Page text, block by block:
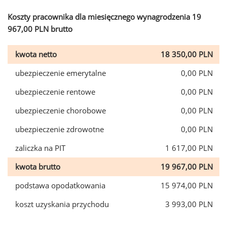
Koszty pracownika dla miesięcznego wynagrodzenia 19
967,00 PLN brutto
kwota netto
18 350,00 PLN
ubezpieczenie emerytalne
0,00 PLN
ubezpieczenie rentowe
0,00 PLN
ubezpieczenie chorobowe
0,00 PLN
ubezpieczenie zdrowotne
0,00 PLN
zaliczka na PIT
1 617,00 PLN
kwota brutto
19 967,00 PLN
podstawa opodatkowania
15 974,00 PLN
koszt uzyskania przychodu
3 993,00 PLN